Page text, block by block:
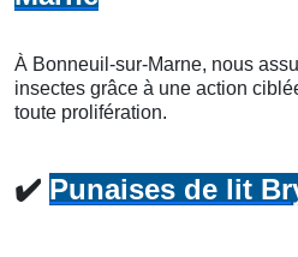
À Bonneuil-sur-Marne, nous
insectes grâce à une action
toute prolifération.
✔️ Punaises de lit